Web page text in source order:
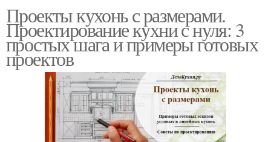
Проекты кухонь с размерами.
Проектирование кухни с нуля: 3
простых шага и примеры готовых
проектов